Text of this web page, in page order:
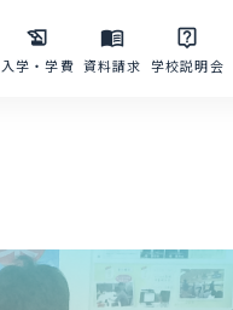
history_edu
入学・学費
menu_book
資料請求
live_help
学校説明会